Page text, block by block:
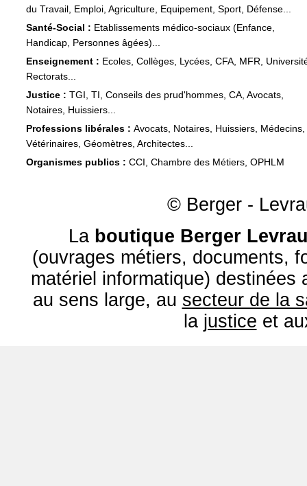
du Travail, Emploi, Agriculture, Equipement, Sport, Défense...
Santé-Social : Etablissements médico-sociaux (Enfance,
Handicap, Personnes âgées)...
Enseignement : Ecoles, Collèges, Lycées, CFA, MFR,
Rectorats...
Justice : TGI, TI, Conseils des prud'hommes, CA, Avocats,
Notaires, Huissiers...
Professions libérales : Avocats, Notaires, Huissiers, Médecins,
Vétérinaires, Géomètres, Architectes...
Organismes publics : CCI, Chambre des Métiers, OPHLM
© Berger -
La boutique Berger
(ouvrages métiers, documents,
matériel informatique) destinées
au sens large, au secteur de la
la justice et